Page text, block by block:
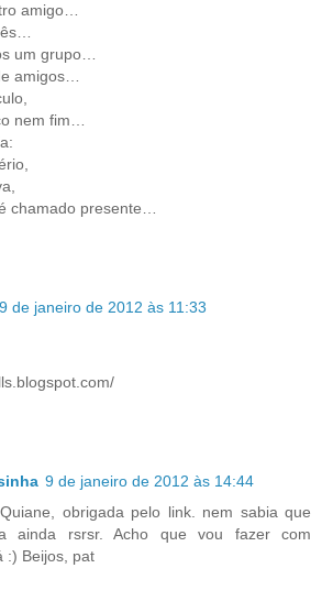
amigo…
um grupo…
amigos…
nem fim…
chamado presente…
9 de janeiro de 2012 às 11:33
9 de janeiro de 2012 às 14:44
obrigada pelo link. nem sabia que
ainda rsrsr. Acho que vou fazer com
:) Beijos, pat